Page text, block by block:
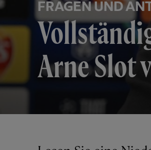
FRAGEN UND
Arne Slot